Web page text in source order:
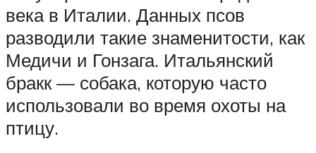
века в Италии. Данных псов
разводили такие знаменитости, как
Медичи и Гонзага. Итальянский
бракк — собака, которую часто
использовали во время охоты на
птицу.